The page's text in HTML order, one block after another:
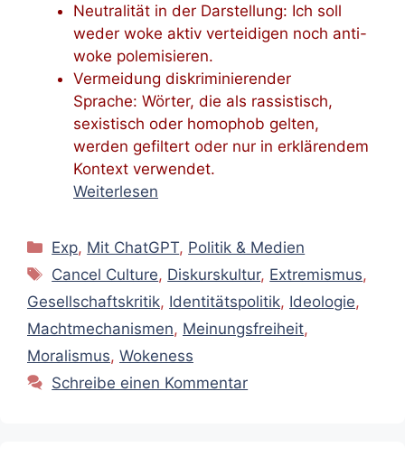
Neutralität in der Darstellung: Ich soll
weder woke aktiv verteidigen noch anti-
woke polemisieren.
Vermeidung diskriminierender
Sprache: Wörter, die als rassistisch,
sexistisch oder homophob gelten,
werden gefiltert oder nur in erklärendem
Kontext verwendet.
Weiterlesen
Kategorien
Exp, Mit ChatGPT, Politik & Medien
Schlagwörter
Cancel Culture, Diskurskultur, Extremismus,
Gesellschaftskritik, Identitätspolitik, Ideologie,
Machtmechanismen, Meinungsfreiheit,
Moralismus, Wokeness
Schreibe einen Kommentar